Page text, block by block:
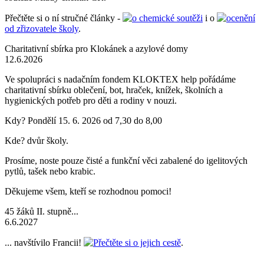
Přečtěte si o ní stručné články - o chemické soutěži i o
ocenění
od zřizovatele školy.
Charitativní sbírka pro Klokánek a azylové domy
12.6.2026
Ve spolupráci s nadačním fondem KLOKTEX help pořádáme
charitativní sbírku oblečení, bot, hraček, knížek, školních a
hygienických potřeb pro děti a rodiny v nouzi.
Kdy? Pondělí 15. 6. 2026 od 7,30 do 8,00
Kde? dvůr školy.
Prosíme, noste pouze čisté a funkční věci zabalené do igelitových
pytlů, tašek nebo krabic.
Děkujeme všem, kteří se rozhodnou pomoci!
45 žáků II. stupně...
6.6.2027
... navštívilo Francii! Přečtěte si o jejich cestě.